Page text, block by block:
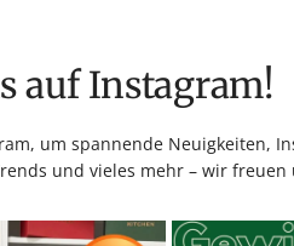
auf Instagram!
um spannende Neuigkeiten,
und vieles mehr – wir freuen